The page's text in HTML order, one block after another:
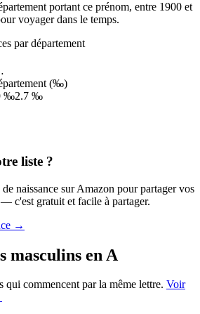
portant ce prénom, entre 1900 et
voyager dans le temps.
par département
(‰)
‰2.7 ‰
liste ?
naissance sur Amazon pour partager vos
c'est gratuit et facile à partager.
→
masculins en A
qui commencent par la même lettre. Voir